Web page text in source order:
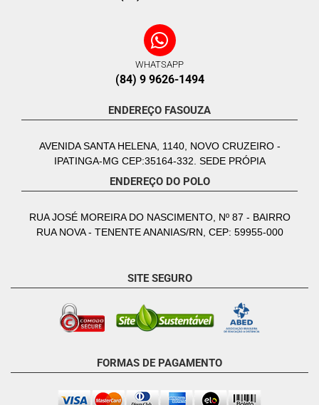
WHATSAPP
(84) 9 9626-1494
ENDEREÇO FASOUZA
AVENIDA SANTA HELENA, 1140, NOVO CRUZEIRO -
IPATINGA-MG CEP:35164-332. SEDE PRÓPIA
ENDEREÇO DO POLO
RUA JOSÉ MOREIRA DO NASCIMENTO, Nº 87 - BAIRRO
RUA NOVA - TENENTE ANANIAS/RN, CEP: 59955-000
SITE SEGURO
FORMAS DE PAGAMENTO